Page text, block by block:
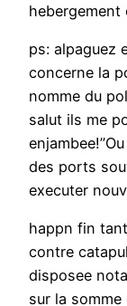
hebergement
ps: alpaguez
concerne la
nomme du
salut ils me
des ports
executer
happn fin
contre
disposee
sur la